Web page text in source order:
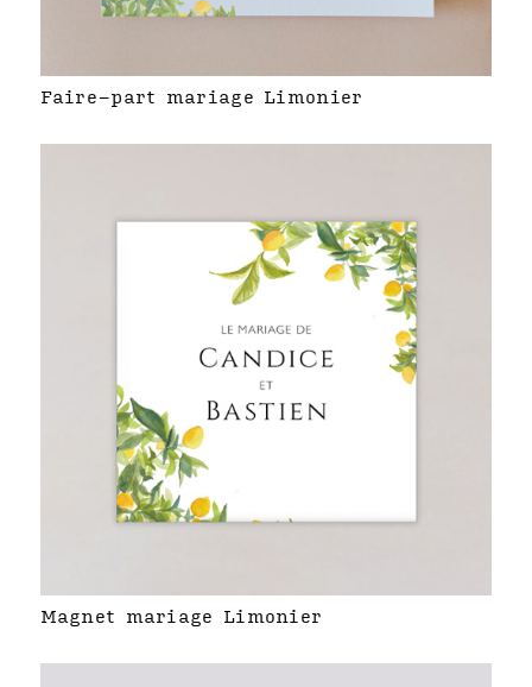
Faire-part mariage Limonier
Magnet mariage Limonier